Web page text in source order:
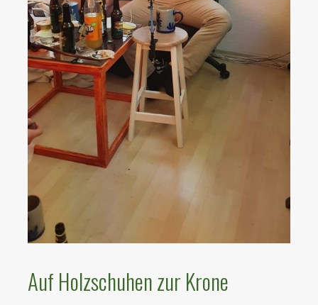
Auf Holzschuhen zur Krone